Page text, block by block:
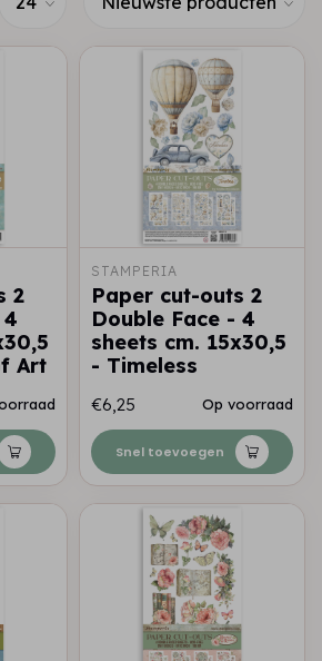
2
Art
STAMPERIA
Paper cut-outs 2
Double Face - 4
sheets cm. 15x30,5
- Timeless
€6,25 Op voorraad
Snel toevoegen